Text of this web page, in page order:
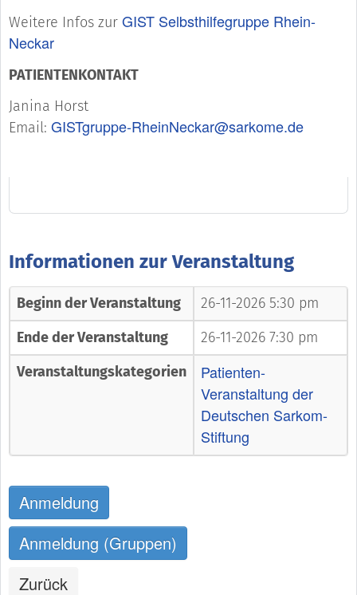
Weitere Infos zur GIST Selbsthilfegruppe Rhein-
Neckar
PATIENTENKONTAKT
Janina Horst
Email: GISTgruppe-RheinNeckar@sarkome.de
Informationen zur Veranstaltung
Beginn der Veranstaltung
26-11-2026 5:30 pm
Ende der Veranstaltung
26-11-2026 7:30 pm
Veranstaltungskategorien
Patienten-
Veranstaltung der
Deutschen Sarkom-
Stiftung
Anmeldung
Anmeldung (Gruppen)
Zurück